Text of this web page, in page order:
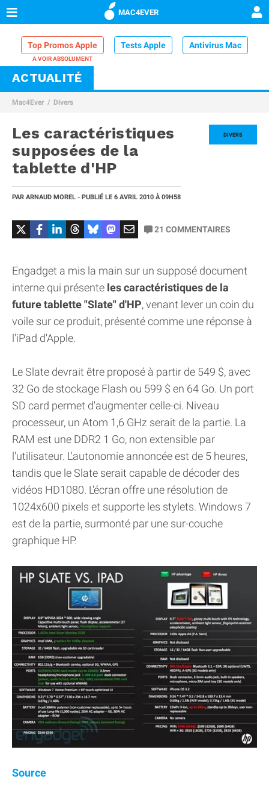
MAC4EVER
Top Promos Apple Tests Apple Antivirus Mac
VPN Mac
Comparatif iPhone
ACTUALITÉ
Mac4Ever Divers
DIVERS
Les caractéristiques
supposées de la
tablette d'HP
PAR ARNAUD MOREL - PUBLIÉ LE 6 AVRIL 2010 À 09H58
21 COMMENTAIRES
Engadget a mis la main sur un supposé document
interne qui présente les caractéristiques de la
future tablette "Slate" d'HP, venant lever un coin du
voile sur ce produit, présenté comme une réponse à
l'iPad d'Apple.
Le Slate devrait être proposé à partir de 549 $, avec
32 Go de stockage Flash ou 599 $ en 64 Go. Un port
SD card permet d'augmenter celle-ci. Niveau
processeur, un Atom 1,6 GHz serait de la partie. La
RAM est une DDR2 1 Go, non extensible par
l'utilisateur. L'autonomie annoncée est de 5 heures,
tandis que le Slate serait capable de décoder des
vidéos HD1080. L'écran offre une résolution de
1024x600 pixels et supporte les stylets. Windows 7
est de la partie, surmonté par une sur-couche
graphique HP.
Source